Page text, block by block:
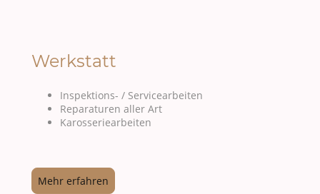
Werkstatt
Inspektions- / Servicearbeiten
Reparaturen aller Art
Karosseriearbeiten
Mehr erfahren